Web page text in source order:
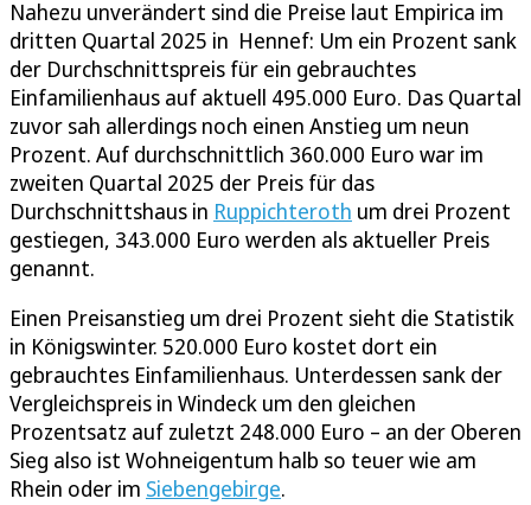
Nahezu unverändert sind die Preise laut Empirica im
dritten Quartal 2025 in Hennef: Um ein Prozent sank
der Durchschnittspreis für ein gebrauchtes
Einfamilienhaus auf aktuell 495.000 Euro. Das Quartal
zuvor sah allerdings noch einen Anstieg um neun
Prozent. Auf durchschnittlich 360.000 Euro war im
zweiten Quartal 2025 der Preis für das
Durchschnittshaus in Ruppichteroth um drei Prozent
gestiegen, 343.000 Euro werden als aktueller Preis
genannt.
Einen Preisanstieg um drei Prozent sieht die Statistik
in Königswinter. 520.000 Euro kostet dort ein
gebrauchtes Einfamilienhaus. Unterdessen sank der
Vergleichspreis in Windeck um den gleichen
Prozentsatz auf zuletzt 248.000 Euro – an der Oberen
Sieg also ist Wohneigentum halb so teuer wie am
Rhein oder im Siebengebirge.